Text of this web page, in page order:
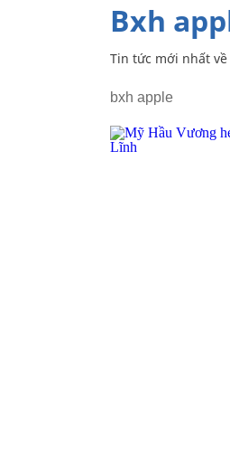
bxh
Tin tức mới nhất về
bxh apple